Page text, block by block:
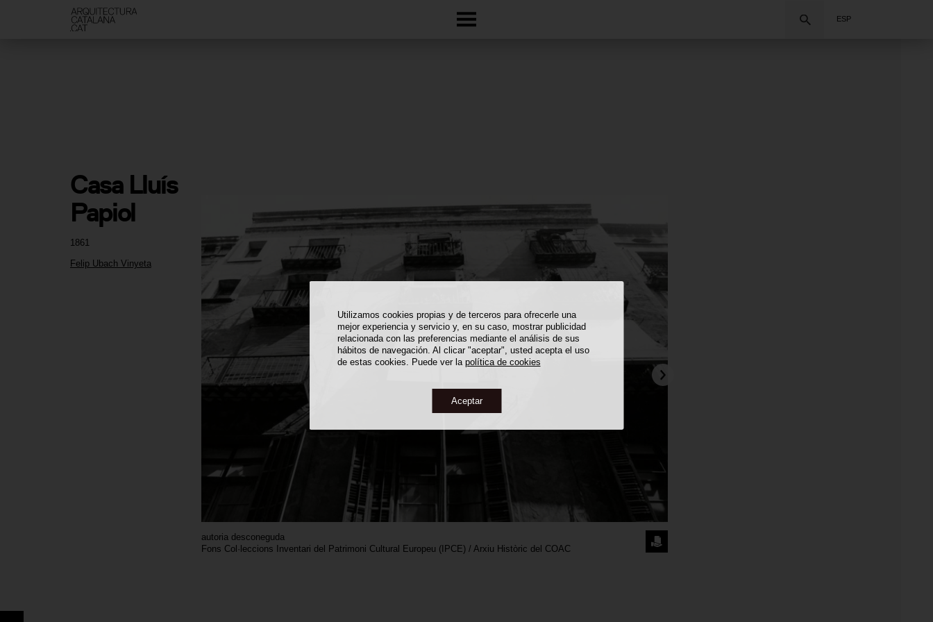
Utilizamos cookies propias y de terceros para ofrecerle una
mejor experiencia y servicio y, en su caso, mostrar publicidad
relacionada con las preferencias mediante el análisis de sus
hábitos de navegación. Al clicar "aceptar", usted acepta el uso
de estas cookies. Puede ver la política de cookies
Aceptar
ESP
1861
Felip Ubach Vinyeta
Casa Lluís
Papiol
autoria desconeguda
Fons Col·leccions Inventari del Patrimoni Cultural Europeu (IPCE) / Arxiu Històric del COAC